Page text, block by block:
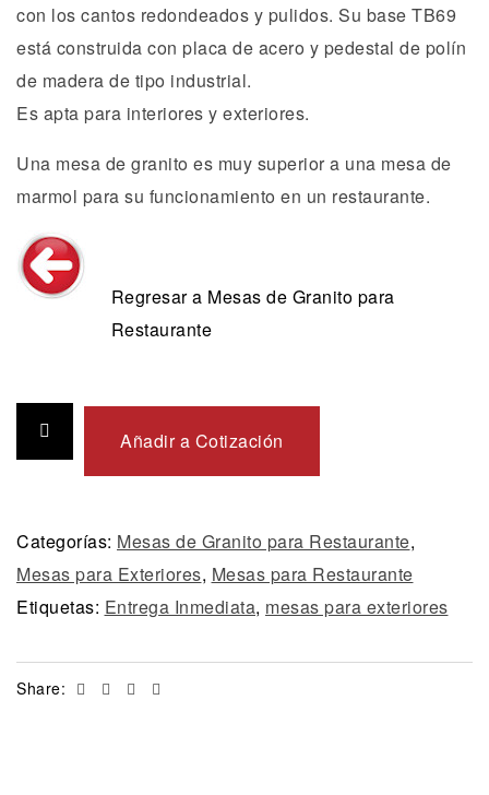
con los cantos redondeados y pulidos. Su base TB69
está construida con placa de acero y pedestal de polín
de madera de tipo industrial.
Es apta para interiores y exteriores.
Una mesa de granito es muy superior a una mesa de
marmol para su funcionamiento en un restaurante.
Regresar a Mesas de Granito para
Restaurante
Añadir a Cotización
Categorías: Mesas de Granito para Restaurante,
Mesas para Exteriores, Mesas para Restaurante
Etiquetas: Entrega Inmediata, mesas para exteriores
Share: Facebook
TwitterLinkedin